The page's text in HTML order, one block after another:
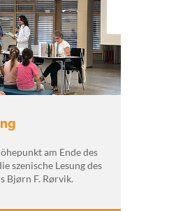
am Ende des
szenische Lesung des
Bjørn F. Rørvik.